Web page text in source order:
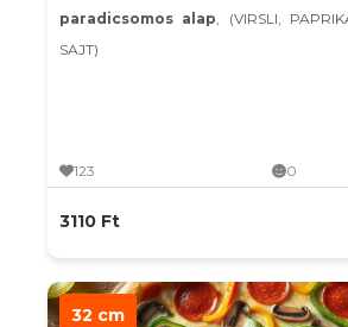
paradicsomos alap, (VIRSLI,
SAJT)
123 0
3110 Ft
32 cm